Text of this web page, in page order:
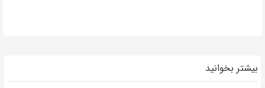
بیشتر بخوانید